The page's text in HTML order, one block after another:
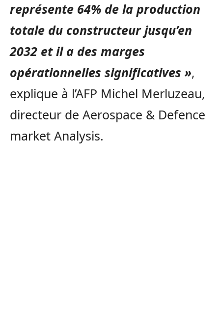
représente 64% de la production
totale du constructeur jusqu’en
2032 et il a des marges
opérationnelles significatives »,
explique à l’AFP Michel Merluzeau,
directeur de Aerospace & Defence
market Analysis.